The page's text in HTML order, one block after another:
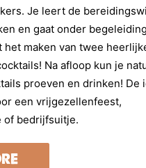
Je leert de
en gaat onder
het maken van twee
Na afloop kun je
proeven en drinken! De
een vrijgezellenfeest,
of bedrijfsuitje.